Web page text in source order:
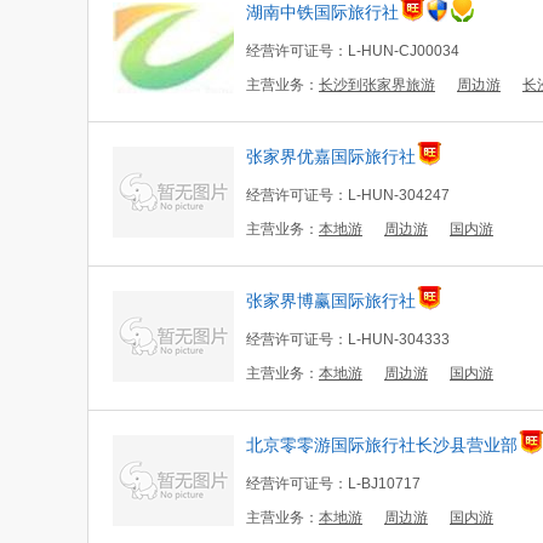
湖南中铁国际旅行社
经营许可证号：L-HUN-CJ00034
主营业务： 长沙到张家界旅游 周边游 长
张家界优嘉国际旅行社
经营许可证号：L-HUN-304247
主营业务： 本地游 周边游 国内游
张家界博赢国际旅行社
经营许可证号：L-HUN-304333
主营业务： 本地游 周边游 国内游
北京零零游国际旅行社长沙县营业部
经营许可证号：L-BJ10717
主营业务： 本地游 周边游 国内游